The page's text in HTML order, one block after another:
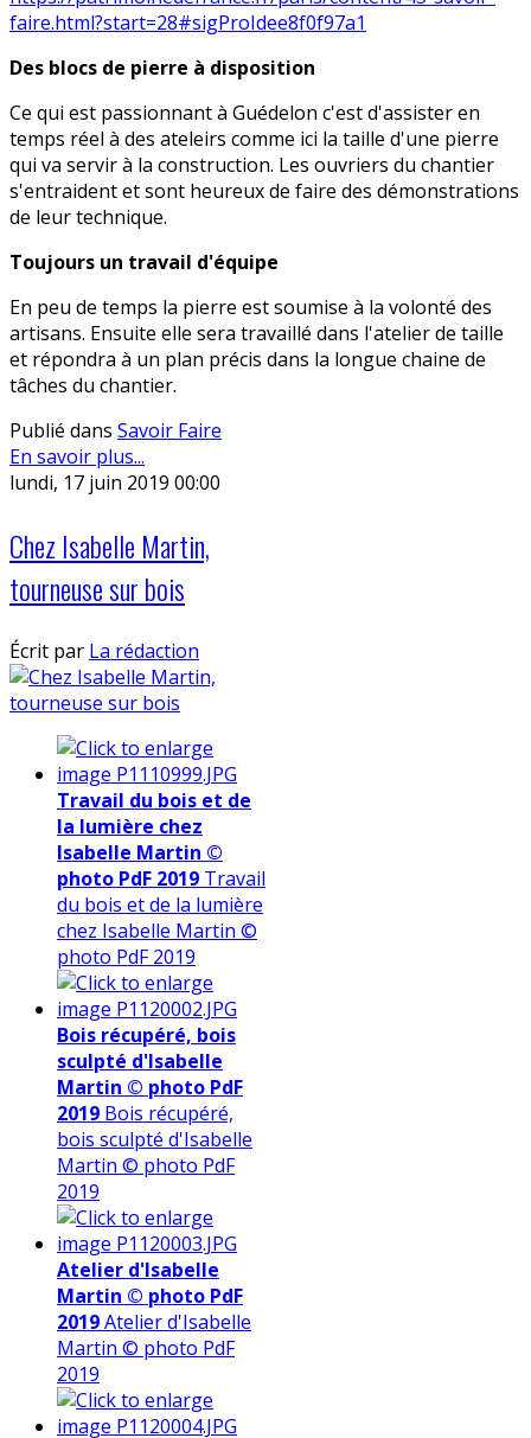
faire.html?start=28#sigProIdee8f0f97a1
Des blocs de pierre à disposition
Ce qui est passionnant à Guédelon c'est d'assister en
temps réel à des ateleirs comme ici la taille d'une pierre
qui va servir à la construction. Les ouvriers du chantier
s'entraident et sont heureux de faire des démonstrations
de leur technique.
Toujours un travail d'équipe
En peu de temps la pierre est soumise à la volonté des
artisans. Ensuite elle sera travaillé dans l'atelier de taille
et répondra à un plan précis dans la longue chaine de
tâches du chantier.
Publié dans Savoir Faire
En savoir plus...
lundi, 17 juin 2019 00:00
Chez Isabelle Martin,
tourneuse sur bois
Écrit par La rédaction
Travail du bois et de
la lumière chez
Isabelle Martin ©
photo PdF 2019 Travail
du bois et de la lumière
chez Isabelle Martin ©
photo PdF 2019
Bois récupéré, bois
sculpté d'Isabelle
Martin © photo PdF
2019 Bois récupéré,
bois sculpté d'Isabelle
Martin © photo PdF
2019
Atelier d'Isabelle
Martin © photo PdF
2019Atelier d'Isabelle
Martin © photo PdF
2019